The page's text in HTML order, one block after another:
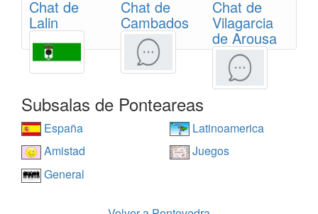
Chat de
Lalin
Chat de
Cambados
Chat de
Vilagarcia
de Arousa
Subsalas de Ponteareas
España
Latinoamerica
Amistad
Juegos
General